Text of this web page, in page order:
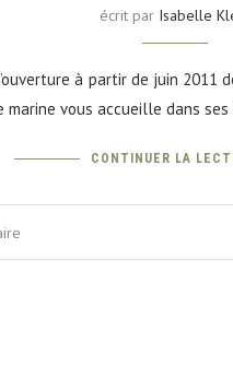
écrit par Isabelle
à partir de juin
marine vous accueille dans
CONTINUER LA